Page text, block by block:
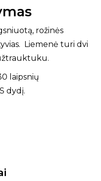
rožinės
Liemenė turi dvi
laipsnių
dydį.